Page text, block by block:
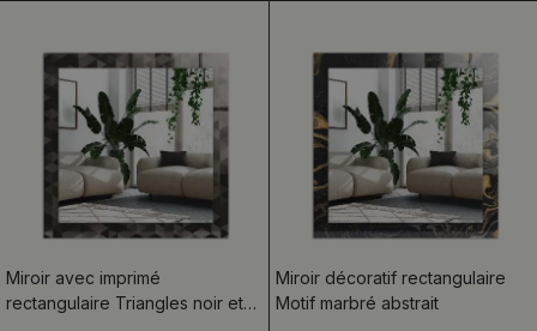
Miroir avec imprimé
rectangulaire Triangles noir et
Miroir décoratif rectangulaire
Motif marbré abstrait